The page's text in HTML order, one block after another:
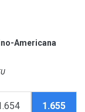
Americana
1.655